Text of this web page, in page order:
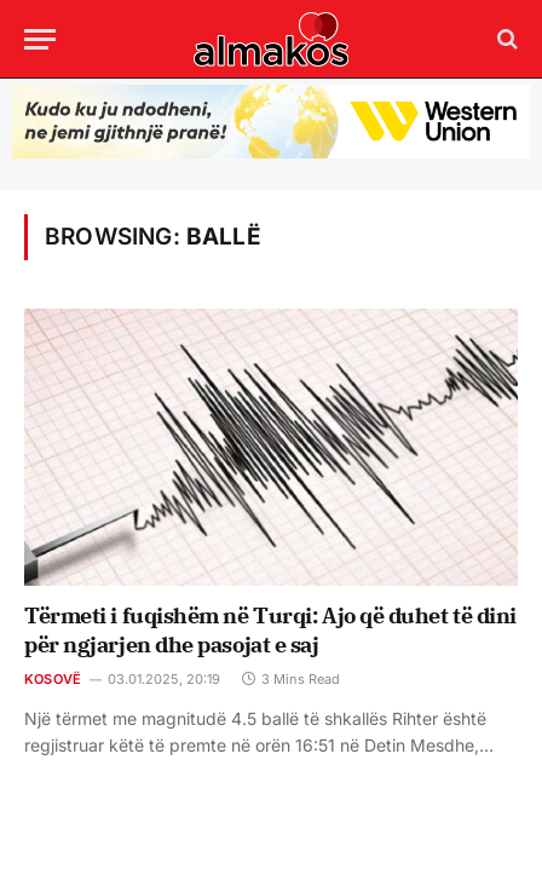
BROWSING: BALLË
Tërmeti i fuqishëm në Turqi: Ajo që duhet të dini
për ngjarjen dhe pasojat e saj
KOSOVË 03.01.2025, 20:19 3 Mins Read
Një tërmet me magnitudë 4.5 ballë të shkallës Rihter është
regjistruar këtë të premte në orën 16:51 në Detin Mesdhe,…